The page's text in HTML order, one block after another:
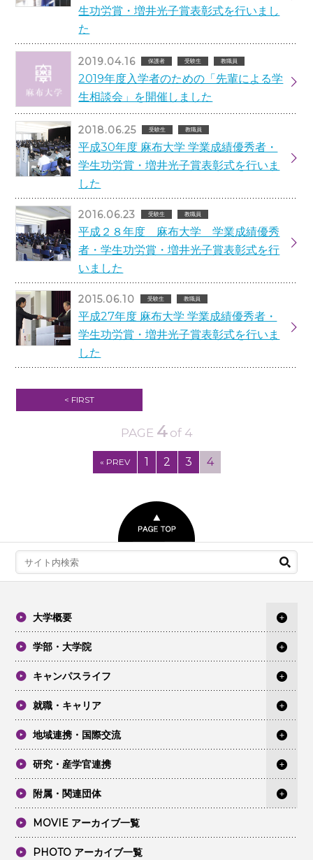
生功労賞・増井光子賞表彰式を行いまし
た
2019.04.16 保護者 受験生 教職員
2019年度入学者のための「先輩による学
生相談会」を開催しました
2018.06.25 受験生 教職員
平成30年度 麻布大学 学業成績優秀者・
学生功労賞・増井光子賞表彰式を行いま
した
2016.06.23 受験生 教職員
平成２８年度 麻布大学 学業成績優秀
者・学生功労賞・増井光子賞表彰式を行
いました
2015.06.10 受験生 教職員
平成27年度 麻布大学 学業成績優秀者・
学生功労賞・増井光子賞表彰式を行いま
した
PAGE 4of 4
< FIRST
« PREV 1 2 3 4
大学概要
学部・大学院
キャンパスライフ
就職・キャリア
地域連携・国際交流
研究・産学官連携
附属・関連団体
MOVIE アーカイブ一覧
PHOTO アーカイブ一覧